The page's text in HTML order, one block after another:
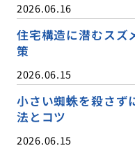
2026.06.16
住宅構造に潜むスズ
策
2026.06.15
小さい蜘蛛を殺さず
法とコツ
2026.06.15